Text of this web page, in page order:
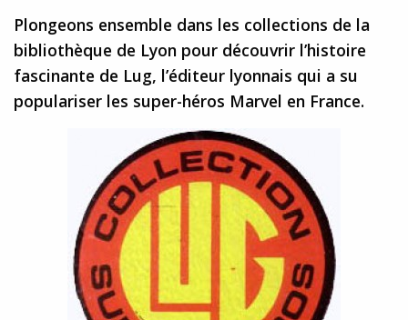
Plongeons ensemble dans les collections de la
bibliothèque de Lyon pour découvrir l’histoire
fascinante de Lug, l’éditeur lyonnais qui a su
populariser les super-héros Marvel en France.